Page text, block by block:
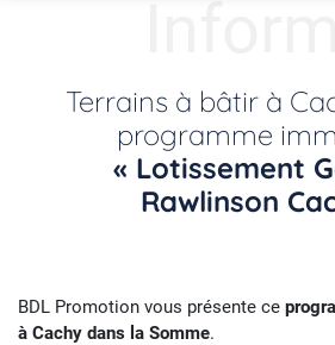
Terrains à bâtir à
programme
« Lotissement
Rawlinson
BDL Promotion vous présente ce
à Cachy dans la Somme.